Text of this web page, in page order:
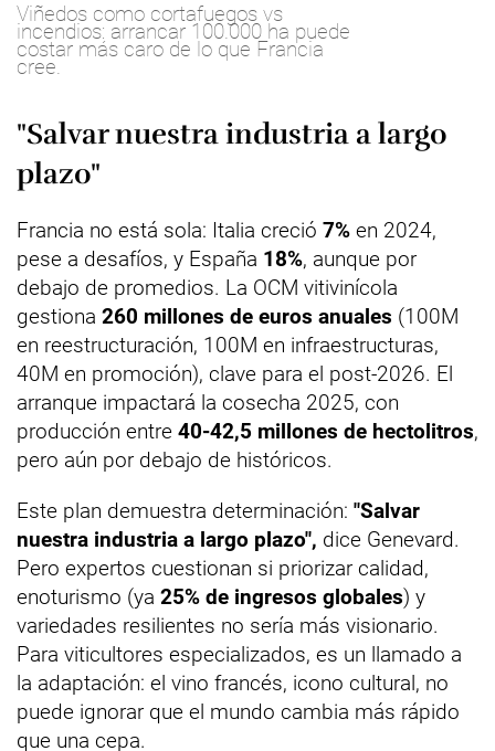
Viñedos como cortafuegos vs
incendios: arrancar 100.000 ha puede
costar más caro de lo que Francia
cree.
"Salvar nuestra industria a largo
plazo"
Francia no está sola: Italia creció 7% en 2024,
pese a desafíos, y España 18%, aunque por
debajo de promedios. La OCM vitivinícola
gestiona 260 millones de euros anuales (100M
en reestructuración, 100M en infraestructuras,
40M en promoción), clave para el post-2026. El
arranque impactará la cosecha 2025, con
producción entre 40-42,5 millones de hectolitros,
pero aún por debajo de históricos.
Este plan demuestra determinación: "Salvar
nuestra industria a largo plazo", dice Genevard.
Pero expertos cuestionan si priorizar calidad,
enoturismo (ya 25% de ingresos globales) y
variedades resilientes no sería más visionario.
Para viticultores especializados, es un llamado a
la adaptación: el vino francés, icono cultural, no
puede ignorar que el mundo cambia más rápido
que una cepa.